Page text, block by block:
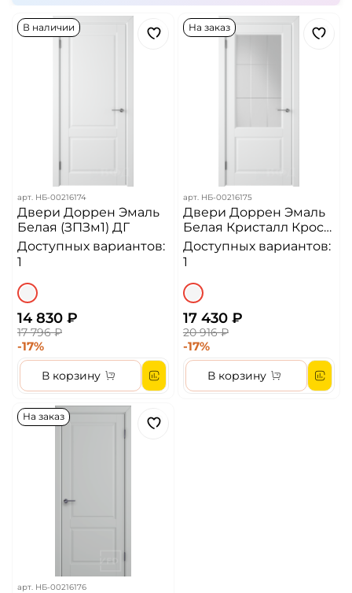
В наличии
арт. НБ-00216174
Двери Доррен Эмаль
Белая (ЗПЗм1) ДГ
Доступных вариантов:
1
14 830 ₽
17 796 ₽
-17%
В корзину
На заказ
арт. НБ-00216175
Двери Доррен Эмаль
Белая Кристалл Кросс
ДО
Доступных вариантов:
1
17 430 ₽
20 916 ₽
-17%
В корзину
На заказ
арт. НБ-00216176